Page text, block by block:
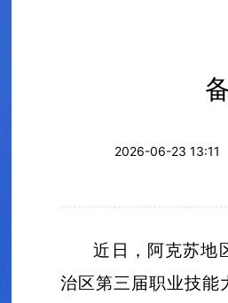
2026-06-23 13:11
近日，阿克苏地
治区第三届职业技能